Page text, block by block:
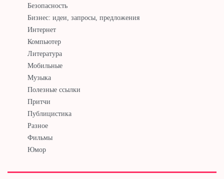
Безопасность
Бизнес: идеи, запросы, предложения
Интернет
Компьютер
Литература
Мобильные
Музыка
Полезные ссылки
Притчи
Публицистика
Разное
Фильмы
Юмор